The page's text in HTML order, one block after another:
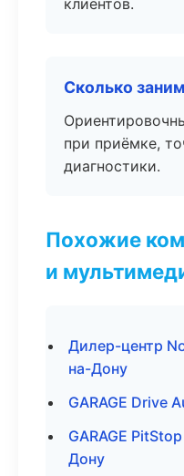
клиентов.
Сколько
при приёмке,
диагностики.
Похожие
и
Дилер-центр
на-Дону
GARAGE Drive
GARAGE
Дону